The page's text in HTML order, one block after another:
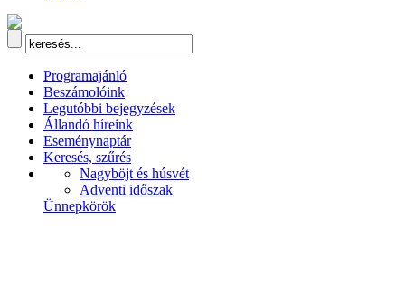
Programajánló
Beszámolóink
Legutóbbi bejegyzések
Állandó híreink
Eseménynaptár
Keresés, szűrés
Nagyböjt és húsvét
Adventi időszak
Ünnepkörök